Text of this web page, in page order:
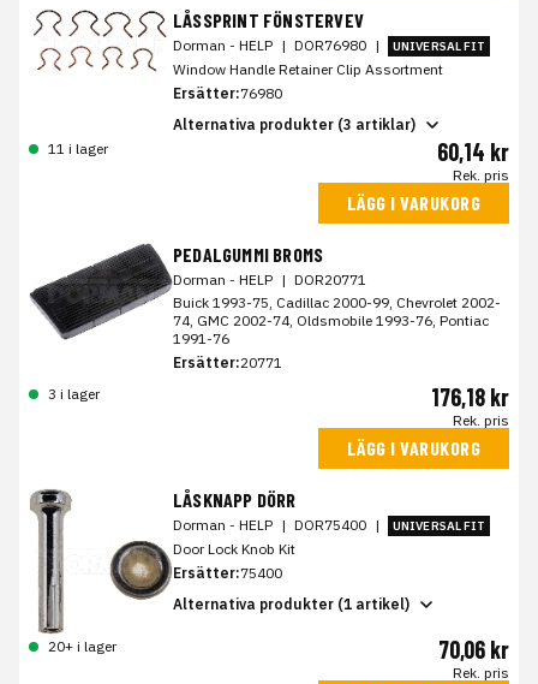
LÅSSPRINT FÖNSTERVEV
Dorman - HELP | DOR76980 | UNIVERSAL FIT
Window Handle Retainer Clip Assortment
Ersätter:76980
Alternativa produkter (3 artiklar)
11 i lager
60,14 kr
Rek. pris
LÄGG I VARUKORG
PEDALGUMMI BROMS
Dorman - HELP | DOR20771
Buick 1993-75, Cadillac 2000-99, Chevrolet 2002-
74, GMC 2002-74, Oldsmobile 1993-76, Pontiac
1991-76
Ersätter:20771
3 i lager
176,18 kr
Rek. pris
LÄGG I VARUKORG
LÅSKNAPP DÖRR
Dorman - HELP | DOR75400 | UNIVERSAL FIT
Door Lock Knob Kit
Ersätter:75400
Alternativa produkter (1 artikel)
20+ i lager 70,06 kr
Rek. pris